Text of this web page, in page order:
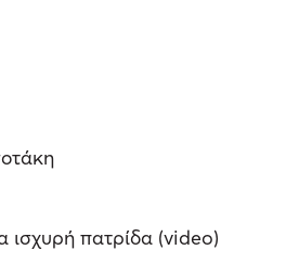
ισχυρή πατρίδα (video)